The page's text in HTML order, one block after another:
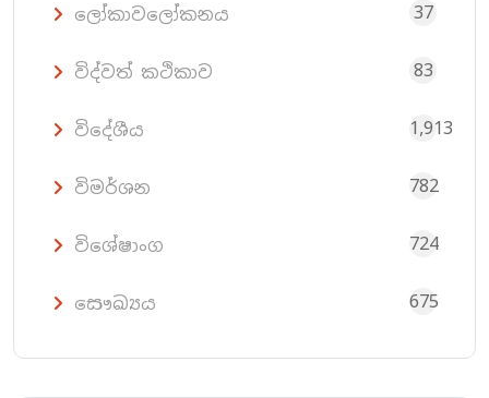
ලෝකාවලෝකනය 37
විද්වත් කථිකාව 83
විදේශීය 1,913
විමර්ශන 782
විශේෂාංග 724
සෞඛ්‍යය 675